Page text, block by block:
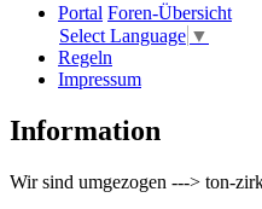
Portal Foren-Übersicht
Select Language ▼
Regeln
Impressum
Information
Wir sind umgezogen ---> ton-